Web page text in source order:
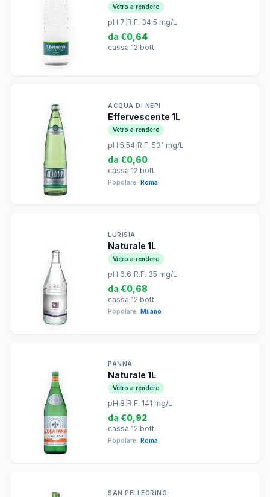
Vetro a rendere
pH 7 R.F. 34.5 mg/L
da €0,64
cassa 12 bott.
ACQUA DI NEPI
Effervescente 1L
Vetro a rendere
pH 5.54 R.F. 531 mg/L
da €0,60
cassa 12 bott.
Popolare: Roma
LURISIA
Naturale 1L
Vetro a rendere
pH 6.6 R.F. 35 mg/L
da €0,68
cassa 12 bott.
Popolare: Milano
PANNA
Naturale 1L
Vetro a rendere
pH 8 R.F. 141 mg/L
da €0,92
cassa 12 bott.
Popolare: Roma
SAN PELLEGRINO